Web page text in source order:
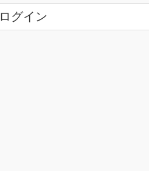
ログイン